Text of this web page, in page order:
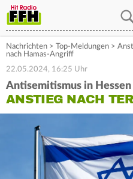
Nachrichten > Top-Meldungen >
nach Hamas-Angriff
22.05.2024, 16:25 Uhr
Antisemitismus in Hessen
ANSTIEG NACH